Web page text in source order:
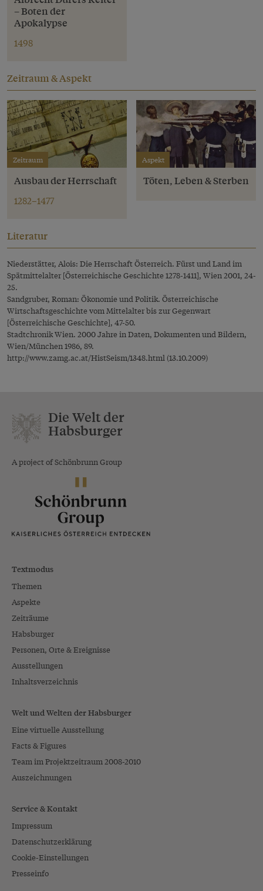
– Boten der
Apokalypse
1498
Zeitraum & Aspekt
Zeitraum
Ausbau der Herrschaft
1282–1477
Aspekt
Töten, Leben & Sterben
Literatur
Niederstätter, Alois: Die Herrschaft Österreich. Fürst und Land im
Spätmittelalter [Österreichische Geschichte 1278-1411], Wien 2001, 24-
25.
Sandgruber, Roman: Ökonomie und Politik. Österreichische
Wirtschaftsgeschichte vom Mittelalter bis zur Gegenwart
[Österreichische Geschichte], 47-50.
Stadtchronik Wien. 2000 Jahre in Daten, Dokumenten und Bildern,
Wien/München 1986, 89.
http://www.zamg.ac.at/HistSeism/1348.html (13.10.2009)
Die Welt der
Habsburger
A project of Schönbrunn Group
Textmodus
Themen
Aspekte
Zeiträume
Habsburger
Personen, Orte & Ereignisse
Ausstellungen
Inhaltsverzeichnis
Welt und Welten der Habsburger
Eine virtuelle Ausstellung
Facts & Figures
Team im Projektzeitraum 2008-2010
Auszeichnungen
Service & Kontakt
Impressum
Datenschutzerklärung
Cookie-Einstellungen
Presseinfo